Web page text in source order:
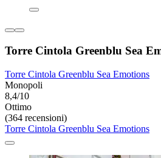
Torre Cintola Greenblu Sea
Torre Cintola Greenblu Sea Emotions
Monopoli
8,4/10
Ottimo
(364 recensioni)
Torre Cintola Greenblu Sea Emotions